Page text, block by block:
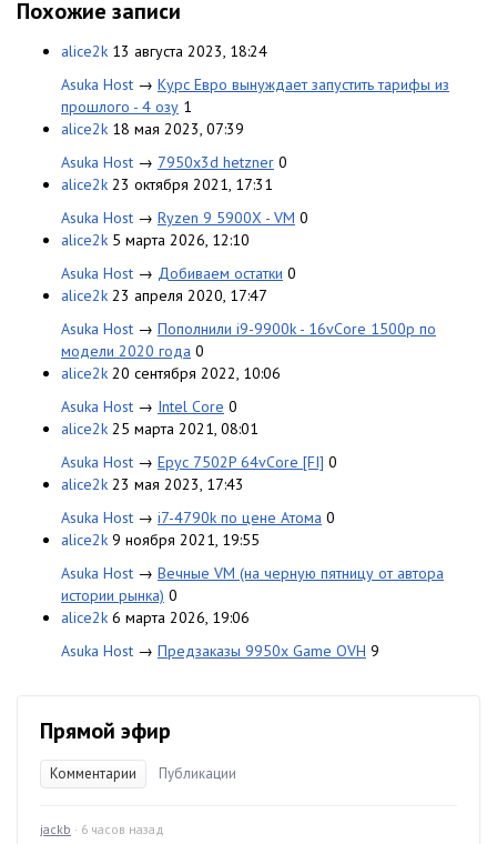
Похожие записи
alice2k 13 августа 2023, 18:24
Asuka Host → Курс Евро вынуждает запустить тарифы из
прошлого - 4 озу 1
alice2k 18 мая 2023, 07:39
Asuka Host → 7950x3d hetzner 0
alice2k 23 октября 2021, 17:31
Asuka Host → Ryzen 9 5900X - VM 0
alice2k 5 марта 2026, 12:10
Asuka Host → Добиваем остатки 0
alice2k 23 апреля 2020, 17:47
Asuka Host → Пополнили i9-9900k - 16vCore 1500р по
модели 2020 года 0
alice2k 20 сентября 2022, 10:06
Asuka Host → Intel Core 0
alice2k 25 марта 2021, 08:01
Asuka Host → Epyc 7502P 64vCore [FI] 0
alice2k 23 мая 2023, 17:43
Asuka Host → i7-4790k по цене Атома 0
alice2k 9 ноября 2021, 19:55
Asuka Host → Вечные VM (на черную пятницу от автора
истории рынка) 0
alice2k 6 марта 2026, 19:06
Asuka Host → Предзаказы 9950x Game OVH 9
Прямой эфир
Комментарии Публикации
jackb · 6 часов назад